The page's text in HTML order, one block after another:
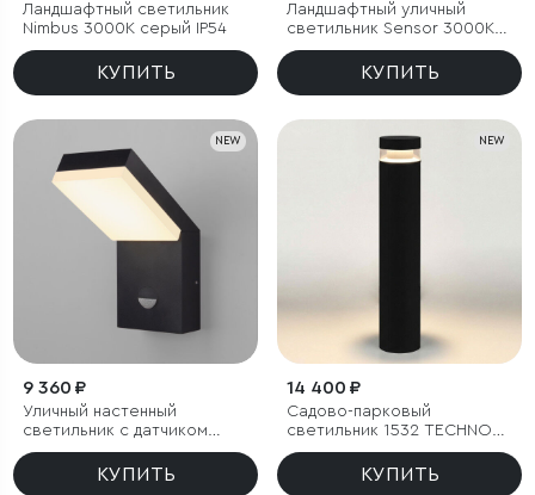
Ландшафтный светильник
Nimbus 3000K cерый IP54
КУПИТЬ
Ландшафтный уличный
светильник Sensor 3000K
Чёрный IP54
КУПИТЬ
NEW
9 360 ₽
Уличный настенный
светильник с датчиком
движения Sensor 3000K
КУПИТЬ
NEW
14 400 ₽
Садово-парковый
светильник 1532 TECHNO
LED 3000K чёрный
КУПИТЬ